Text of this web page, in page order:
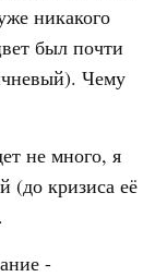
никакого
был почти
Чему
не много, я
(до кризиса её
-